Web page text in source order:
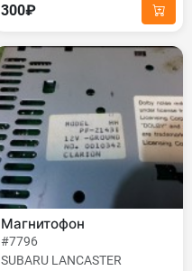
300₽
Магнитофон
#7796
SUBARU LANCASTER